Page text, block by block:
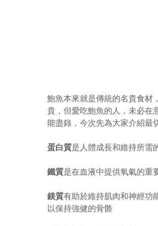
鮑魚本來就是傳統的名貴食材
貴，但愛吃鮑魚的人，未必
能盡錄，今次先為大家介紹最
蛋白質是人體成長和維持所需
鐵質是在血液中提供氧氣的重
鎂質有助於維持肌肉和神經功
以保持強健的骨骼